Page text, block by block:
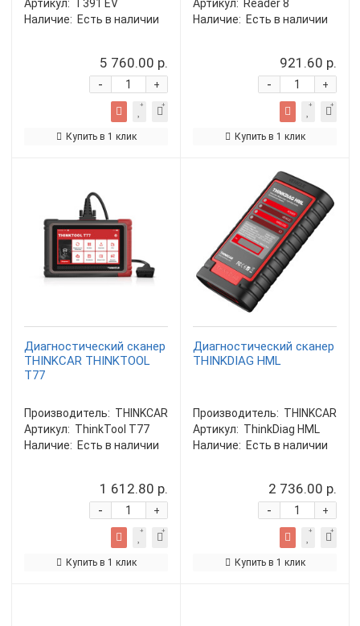
Артикул: T391 EV
Наличие: Есть в наличии
5 760.00 р.
+
-
Купить в 1 клик
Артикул: Reader 8
Наличие: Есть в наличии
921.60 р.
+
-
Купить в 1 клик
Диагностический сканер
THINKCAR THINKTOOL
T77
Производитель: THINKCAR
Артикул: ThinkTool T77
Наличие: Есть в наличии
1 612.80 р.
+
-
Купить в 1 клик
Диагностический сканер
THINKDIAG HML
Производитель: THINKCAR
Артикул: ThinkDiag HML
Наличие: Есть в наличии
2 736.00 р.
+
-
Купить в 1 клик